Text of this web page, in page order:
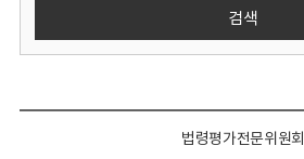
검색
법령평가전문위원회